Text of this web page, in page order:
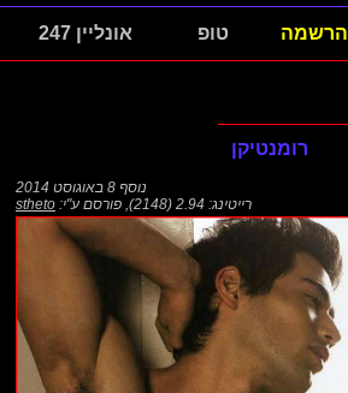
הרשמה טופ אונליין 247
רומנטיקן
נוסף 8 באוגוסט 2014
רייטינג: 2.94 (2148)
, פורסם ע"י: stheto